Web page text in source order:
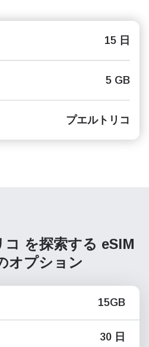
15 日
5 GB
プエルトリコ
を探索する eSIM
オプション
15GB
30 日